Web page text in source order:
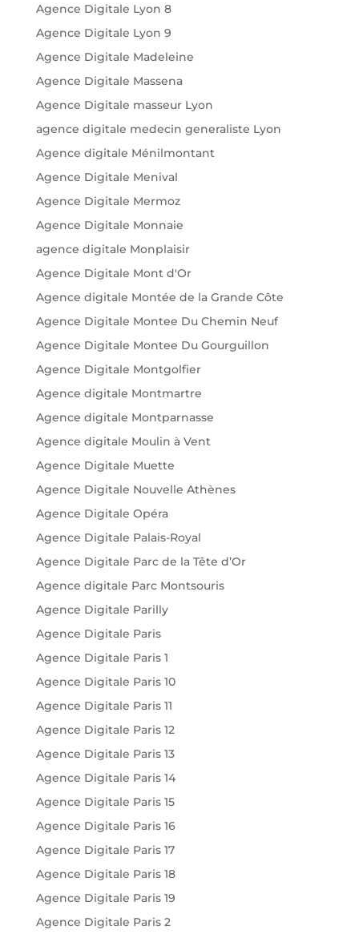
Agence Digitale Lyon 8
Agence Digitale Lyon 9
Agence Digitale Madeleine
Agence Digitale Massena
Agence Digitale masseur Lyon
agence digitale medecin generaliste Lyon
Agence digitale Ménilmontant
Agence Digitale Menival
Agence Digitale Mermoz
Agence Digitale Monnaie
agence digitale Monplaisir
Agence Digitale Mont d'Or
Agence digitale Montée de la Grande Côte
Agence Digitale Montee Du Chemin Neuf
Agence Digitale Montee Du Gourguillon
Agence Digitale Montgolfier
Agence digitale Montmartre
Agence digitale Montparnasse
Agence digitale Moulin à Vent
Agence Digitale Muette
Agence Digitale Nouvelle Athènes
Agence Digitale Opéra
Agence Digitale Palais-Royal
Agence Digitale Parc de la Tête d’Or
Agence digitale Parc Montsouris
Agence Digitale Parilly
Agence Digitale Paris
Agence Digitale Paris 1
Agence Digitale Paris 10
Agence Digitale Paris 11
Agence Digitale Paris 12
Agence Digitale Paris 13
Agence Digitale Paris 14
Agence Digitale Paris 15
Agence Digitale Paris 16
Agence Digitale Paris 17
Agence Digitale Paris 18
Agence Digitale Paris 19
Agence Digitale Paris 2